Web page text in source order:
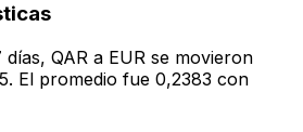
QAR a EUR se movieron
El promedio fue 0,2383 con